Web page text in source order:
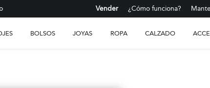
Vender ¿Cómo funciona?
BOLSOS JOYAS ROPA CALZADO